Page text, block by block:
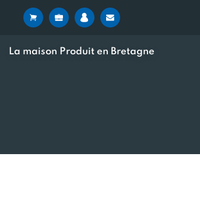
La maison Produit en Bretagne